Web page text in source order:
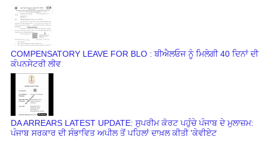
COMPENSATORY LEAVE FOR BLO : ਬੀਐਲਓਜ ਨੂੰ ਮਿਲੇਗੀ 40 ਦਿਨਾਂ ਦੀ
ਕੰਪਨਸੇਟਰੀ ਲੀਵ
DA ARREARS LATEST UPDATE: ਸੁਪਰੀਮ ਕੋਰਟ ਪਹੁੰਚੇ ਪੰਜਾਬ ਦੇ ਮੁਲਾਜ਼ਮ:
ਪੰਜਾਬ ਸਰਕਾਰ ਦੀ ਸੰਭਾਵਿਤ ਅਪੀਲ ਤੋਂ ਪਹਿਲਾਂ ਦਾਖ਼ਲ ਕੀਤੀ 'ਕੇਵੀਏਟ